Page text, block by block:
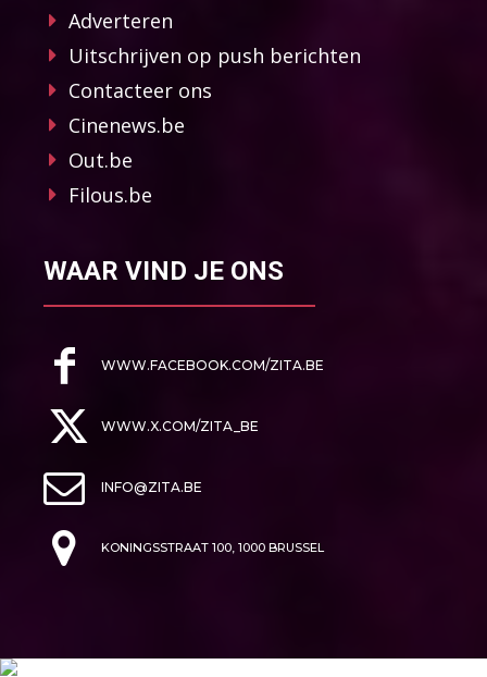
Adverteren
Uitschrijven op push berichten
Contacteer ons
Cinenews.be
Out.be
Filous.be
WAAR VIND JE ONS
WWW.FACEBOOK.COM/ZITA.BE
WWW.X.COM/ZITA_BE
INFO@ZITA.BE
KONINGSSTRAAT 100, 1000 BRUSSEL